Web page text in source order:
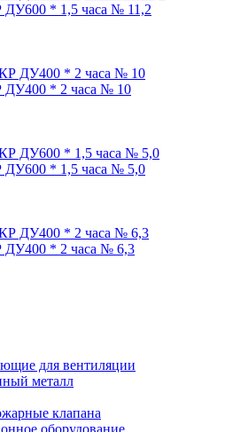
* 1,5 часа № 11,2
* 2 часа № 10
* 1,5 часа № 5,0
* 2 часа № 6,3
для вентиляции
металл
клапана